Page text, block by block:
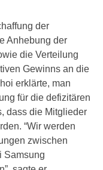
der
Anhebung der
die Verteilung
Gewinns an die
erklärte, man
für die defizitären
dass die Mitglieder
“Wir werden
zwischen
Samsung